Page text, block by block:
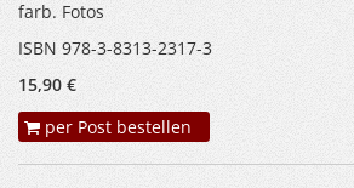
farb. Fotos
ISBN 978-3-8313-2317-3
15,90 €
per Post bestellen